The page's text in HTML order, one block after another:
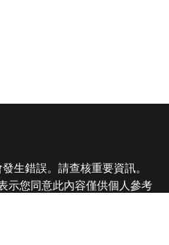
生錯誤。請查核重要資訊。
示您同意此內容僅供個人參考